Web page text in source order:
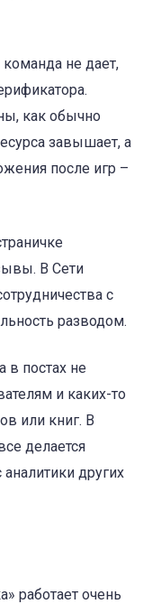
не дает,
как обычно
завышает, а
после игр –
В Сети
с
разводом.
в постах не
и каких-то
или книг. В
делается
других
работает очень